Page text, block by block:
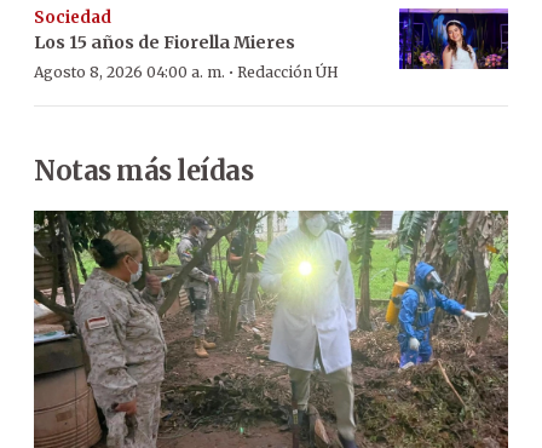
Sociedad
Los 15 años de Fiorella Mieres
Agosto 8, 2026 04:00 a. m. · Redacción ÚH
Notas más leídas